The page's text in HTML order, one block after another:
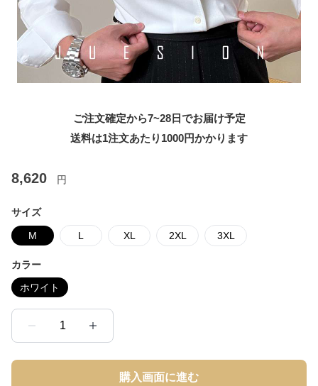
ご注文確定から7~28日でお届け予定
送料は1注文あたり 1000円かかります
8,620 円
サイズ
M L XL 2XL 3XL
カラー
ホワイト
1
購入画面に進む